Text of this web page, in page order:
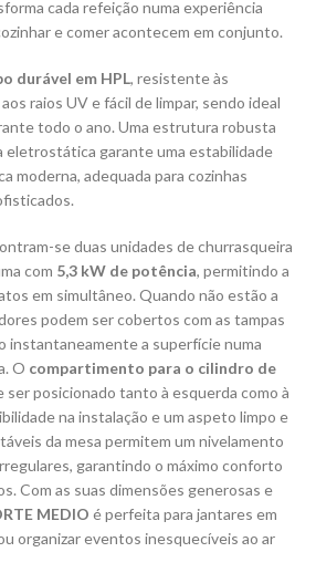
cada refeição numa experiência
e comer acontecem em conjunto.
durável em HPL, resistente às
raios UV e fácil de limpar, sendo ideal
todo o ano. Uma estrutura robusta
eletrostática garante uma estabilidade
moderna, adequada para cozinhas
se duas unidades de churrasqueira
com 5,3 kW de potência, permitindo a
em simultâneo. Quando não estão a
podem ser cobertos com as tampas
instantaneamente a superfície numa
O compartimento para o cilindro de
ser posicionado tanto à esquerda como à
na instalação e um aspeto limpo e
​​da mesa permitem um nivelamento
garantindo o máximo conforto
Com as suas dimensões generosas e
MEDIO é perfeita para jantares em
organizar eventos inesquecíveis ao ar